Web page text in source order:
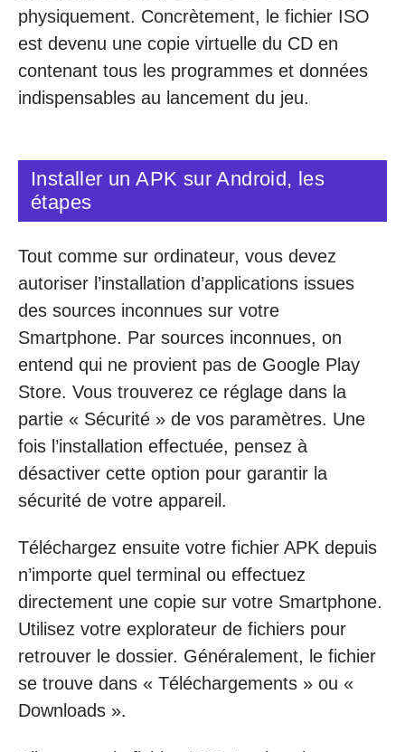
physiquement. Concrètement, le fichier ISO
est devenu une copie virtuelle du CD en
contenant tous les programmes et données
indispensables au lancement du jeu.
Installer un APK sur Android, les
étapes
Tout comme sur ordinateur, vous devez
autoriser l’installation d’applications issues
des sources inconnues sur votre
Smartphone. Par sources inconnues, on
entend qui ne provient pas de Google Play
Store. Vous trouverez ce réglage dans la
partie « Sécurité » de vos paramètres. Une
fois l’installation effectuée, pensez à
désactiver cette option pour garantir la
sécurité de votre appareil.
Téléchargez ensuite votre fichier APK depuis
n’importe quel terminal ou effectuez
directement une copie sur votre Smartphone.
Utilisez votre explorateur de fichiers pour
retrouver le dossier. Généralement, le fichier
se trouve dans « Téléchargements » ou «
Downloads ».